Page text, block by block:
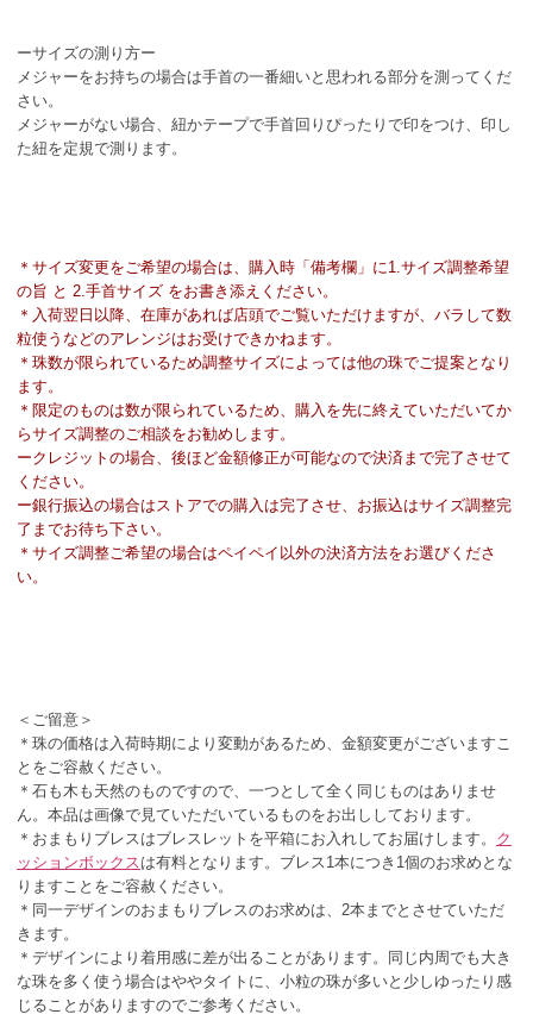
ーサイズの測り方ー
メジャーをお持ちの場合は手首の一番細いと思われる部分を測ってくだ
さい。
メジャーがない場合、紐かテープで手首回りぴったりで印をつけ、印し
た紐を定規で測ります。
＊サイズ変更をご希望の場合は、購入時「備考欄」に1.サイズ調整希望
の旨 と 2.手首サイズ をお書き添えください。
＊入荷翌日以降、在庫があれば店頭でご覧いただけますが、バラして数
粒使うなどのアレンジはお受けできかねます。
＊珠数が限られているため調整サイズによっては他の珠でご提案となり
ます。
＊限定のものは数が限られているため、購入を先に終えていただいてか
らサイズ調整のご相談をお勧めします。
ークレジットの場合、後ほど金額修正が可能なので決済まで完了させて
ください。
ー銀行振込の場合はストアでの購入は完了させ、お振込はサイズ調整完
了までお待ち下さい。
＊サイズ調整ご希望の場合はペイペイ以外の決済方法をお選びくださ
い。
＜ご留意＞
＊珠の価格は入荷時期により変動があるため、金額変更がございますこ
とをご容赦ください。
＊石も木も天然のものですので、一つとして全く同じものはありませ
ん。本品は画像で見ていただいているものをお出ししております。
＊おまもりブレスはブレスレットを平箱にお入れしてお届けします。 ク
ッションボックス は有料となります。ブレス1本につき1個のお求めとな
りますことをご容赦ください。
＊同一デザインのおまもりブレスのお求めは、2本までとさせていただ
きます。
＊デザインにより着用感に差が出ることがあります。同じ内周でも大き
な珠を多く使う場合はややタイトに、小粒の珠が多いと少しゆったり感
じることがありますのでご参考ください。